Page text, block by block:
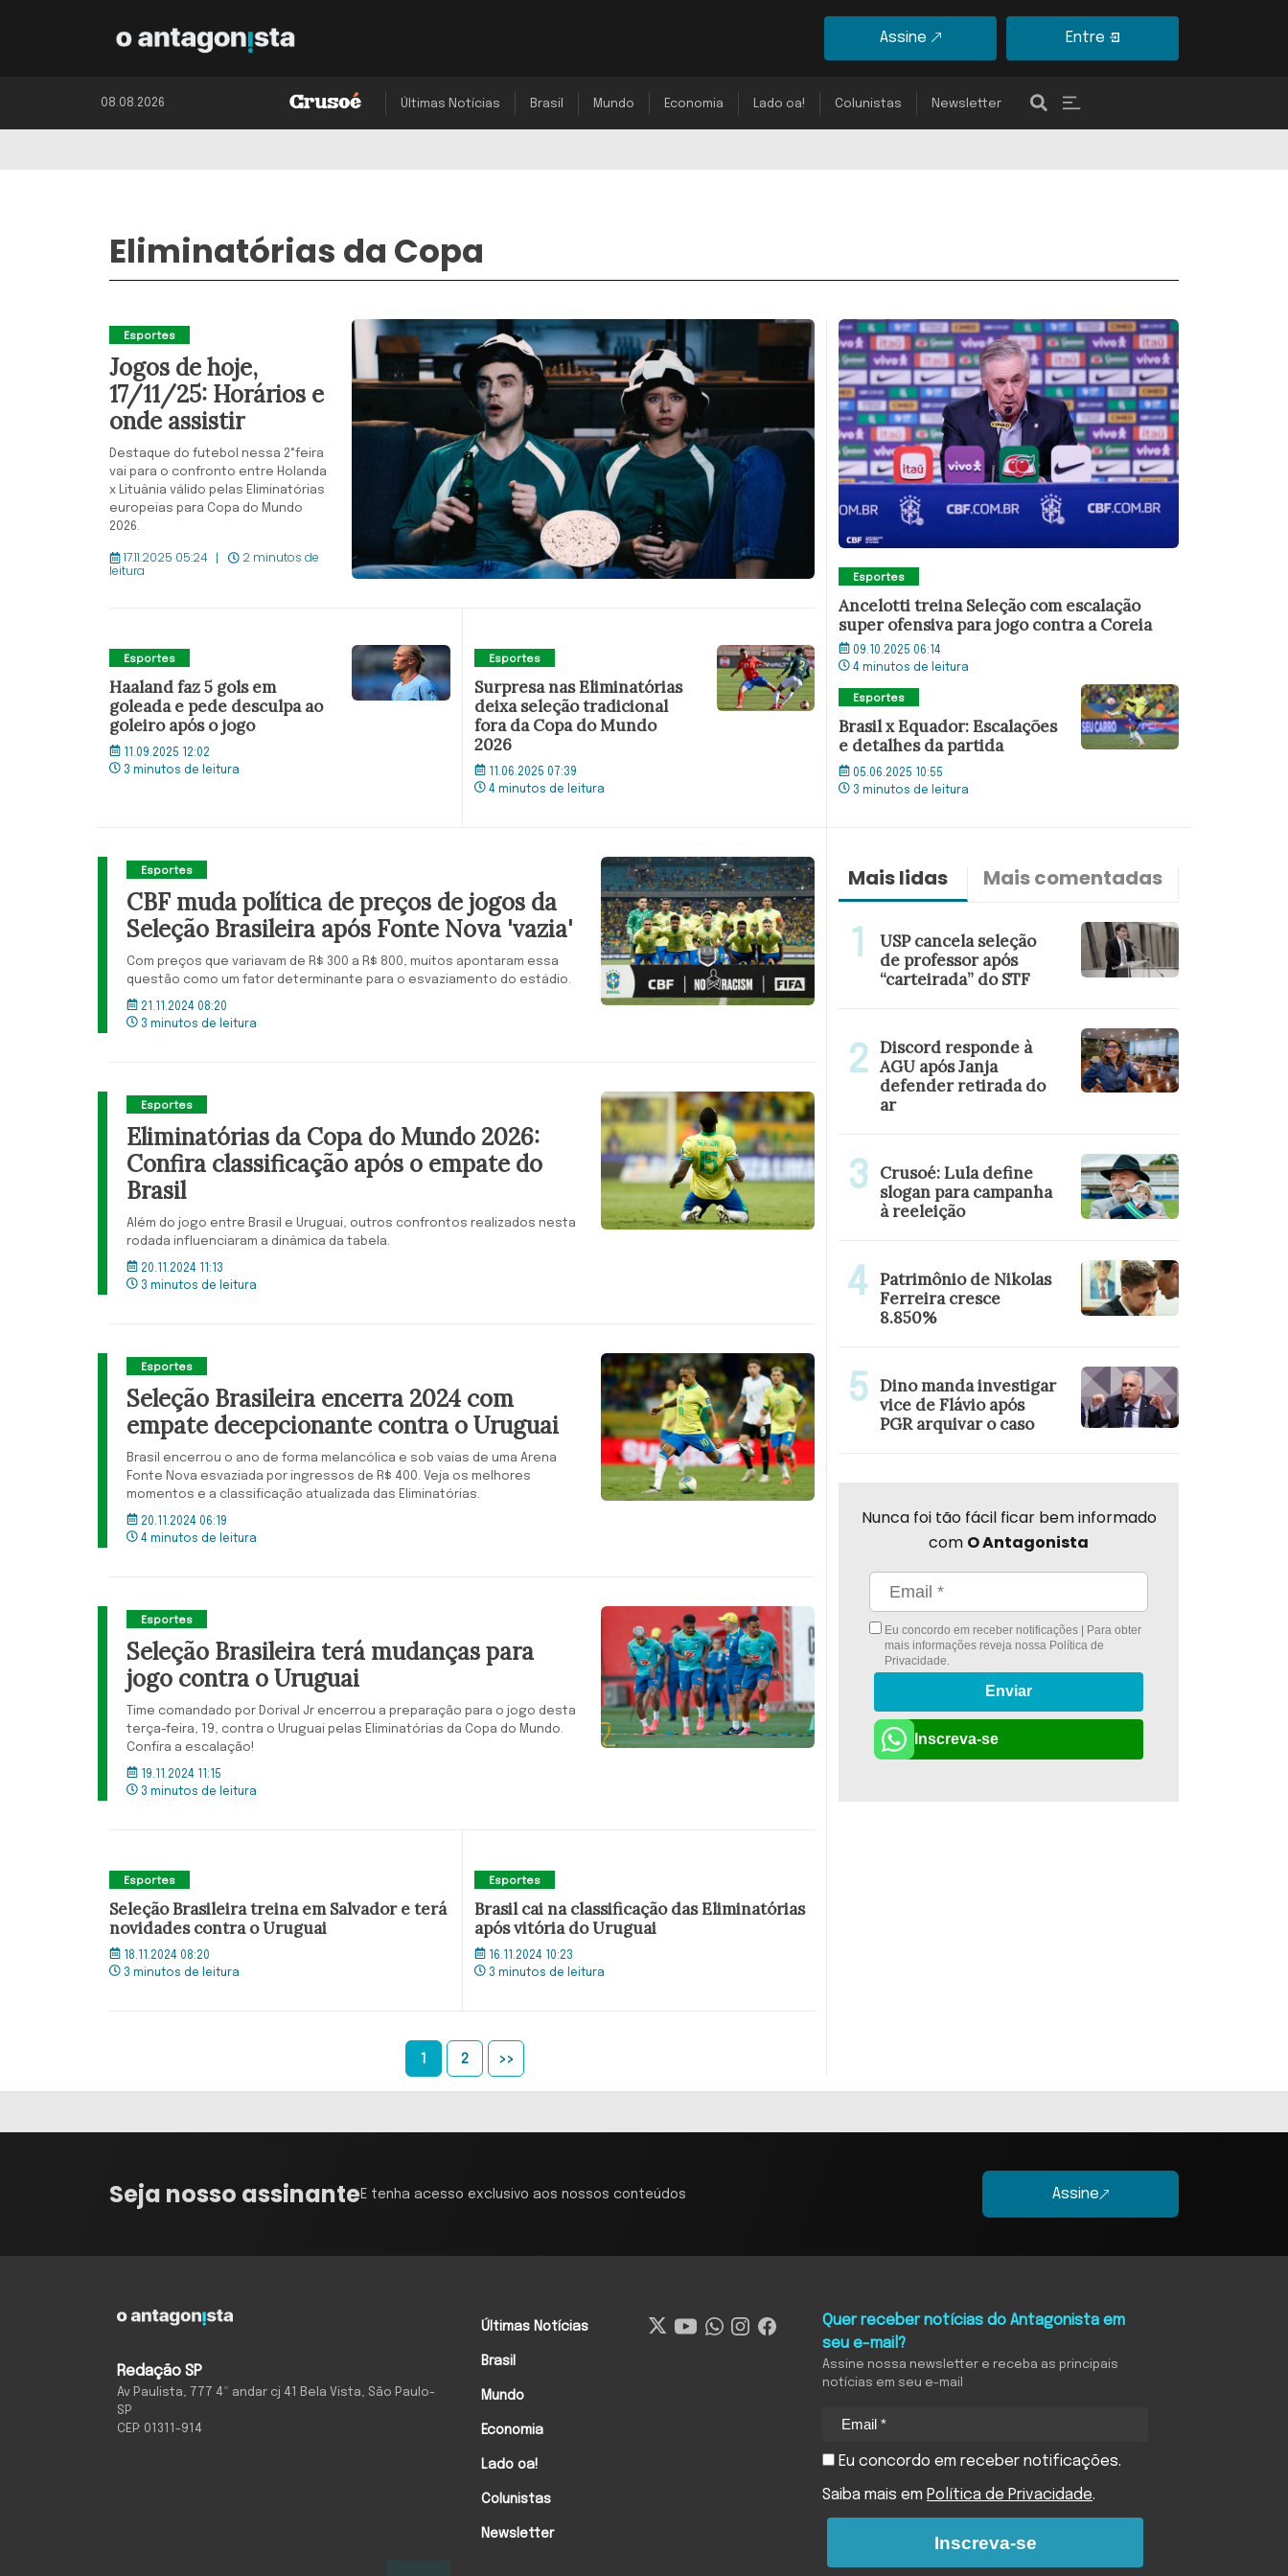
Assine Entre
08.08.2026 Últimas Notícias Brasil Mundo Economia Lado oa! Colunistas Newsletter
Eliminatórias da Copa
Esportes
Jogos de hoje,
17/11/25: Horários e
onde assistir
Destaque do futebol nessa 2°feira
vai para o confronto entre Holanda
x Lituânia válido pelas Eliminatórias
europeias para Copa do Mundo
2026.
17.11.2025 05:24 2 minutos de
leitura
Esportes
Haaland faz 5 gols em
goleada e pede desculpa ao
goleiro após o jogo
11.09.2025 12:02
3 minutos de leitura
Esportes
Surpresa nas Eliminatórias
deixa seleção tradicional
fora da Copa do Mundo
2026
11.06.2025 07:39
4 minutos de leitura
Esportes
Ancelotti treina Seleção com escalação
super ofensiva para jogo contra a Coreia
09.10.2025 06:14
4 minutos de leitura
Esportes
Brasil x Equador: Escalações
e detalhes da partida
05.06.2025 10:55
3 minutos de leitura
Esportes
CBF muda política de preços de jogos da
Seleção Brasileira após Fonte Nova 'vazia'
Com preços que variavam de R$ 300 a R$ 800, muitos apontaram essa
questão como um fator determinante para o esvaziamento do estádio.
21.11.2024 08:20
3 minutos de leitura
Esportes
Eliminatórias da Copa do Mundo 2026:
Confira classificação após o empate do
Brasil
Além do jogo entre Brasil e Uruguai, outros confrontos realizados nesta
rodada influenciaram a dinâmica da tabela.
20.11.2024 11:13
3 minutos de leitura
Esportes
Seleção Brasileira encerra 2024 com
empate decepcionante contra o Uruguai
Brasil encerrou o ano de forma melancólica e sob vaias de uma Arena
Fonte Nova esvaziada por ingressos de R$ 400. Veja os melhores
momentos e a classificação atualizada das Eliminatórias.
20.11.2024 06:19
4 minutos de leitura
Esportes
Seleção Brasileira terá mudanças para
jogo contra o Uruguai
Time comandado por Dorival Jr encerrou a preparação para o jogo desta
terça-feira, 19, contra o Uruguai pelas Eliminatórias da Copa do Mundo.
Confira a escalação!
19.11.2024 11:15
3 minutos de leitura
Esportes
Seleção Brasileira treina em Salvador e terá
novidades contra o Uruguai
18.11.2024 08:20
3 minutos de leitura
Esportes
Brasil cai na classificação das Eliminatórias
após vitória do Uruguai
16.11.2024 10:23
3 minutos de leitura
1 2 >>
Mais lidas Mais comentadas
USP cancela seleção
de professor após
“carteirada” do STF
Discord responde à
AGU após Janja
defender retirada do
ar
Crusoé: Lula define
slogan para campanha
à reeleição
Patrimônio de Nikolas
Ferreira cresce
8.850%
Dino manda investigar
vice de Flávio após
PGR arquivar o caso
Nunca foi tão fácil ficar bem informado
com O Antagonista
Eu concordo em receber notificações | Para obter
mais informações reveja nossa Política de
Privacidade.
Enviar
Inscreva-se
Seja nosso assinanteE tenha acesso exclusivo aos nossos conteúdos Assine
Redação SP
Av Paulista, 777 4º andar cj 41 Bela Vista, São Paulo-
SP
CEP: 01311-914
Últimas Notícias
Brasil
Mundo
Economia
Lado oa!
Colunistas
Newsletter
Quer receber notícias do Antagonista em
seu e-mail?
Assine nossa newsletter e receba as principais
notícias em seu e-mail
Eu concordo em receber notificações.
Saiba mais em Política de Privacidade.
Inscreva-se